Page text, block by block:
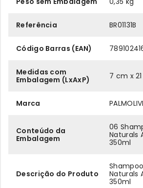
Referência BR01131B
Código Barras (EAN)
Medidas com
Embalagem (LxAxP)
7 cm x
Marca
Conteúdo da
Embalagem
06
Naturals
350ml
Descrição do Produto
Naturals
350ml